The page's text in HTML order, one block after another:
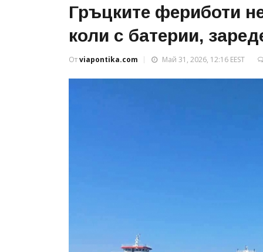
Гръцките фериботи
коли с батерии,
Отviapontika.com Май 31, 2026, 12:16 EEST